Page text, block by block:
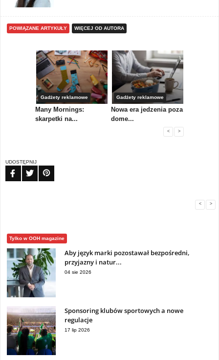
POWIĄZANE ARTYKUŁY WIĘCEJ OD AUTORA
Gadżety reklamowe
Many Mornings:
skarpetki na...
Gadżety reklamowe
Nowa era jedzenia poza
dome...
< >
UDOSTĘPNIJ
< >
Tylko w OOH magazine
Aby język marki pozostawał bezpośredni,
przyjazny i natur...
04 sie 2026
Sponsoring klubów sportowych a nowe
regulacje
17 lip 2026